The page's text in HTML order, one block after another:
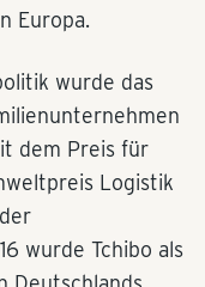
Europa.
wurde das
dem Preis für
Logistik
wurde Tchibo als